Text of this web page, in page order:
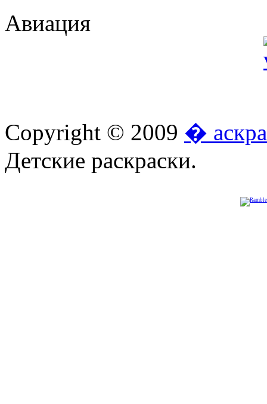
Авиация
Copyright © 2009 �
Детские раскраски.